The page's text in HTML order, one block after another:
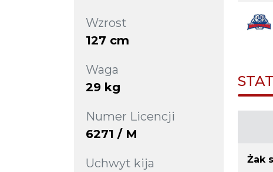
Wzrost
127 cm
Waga
29 kg
Numer Licencji
6271 / M
Uchwyt kija
Żak